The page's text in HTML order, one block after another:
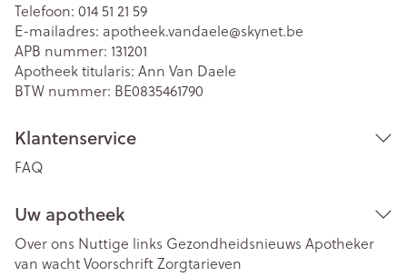
Telefoon: 014 51 21 59
E-mailadres: apotheek.vandaele@skynet.be
APB nummer: 131201
Apotheek titularis: Ann Van Daele
BTW nummer: BE0835461790
Klantenservice
FAQ
Uw apotheek
Over ons Nuttige links Gezondheidsnieuws Apotheker
van wachtVoorschriftZorgtarieven